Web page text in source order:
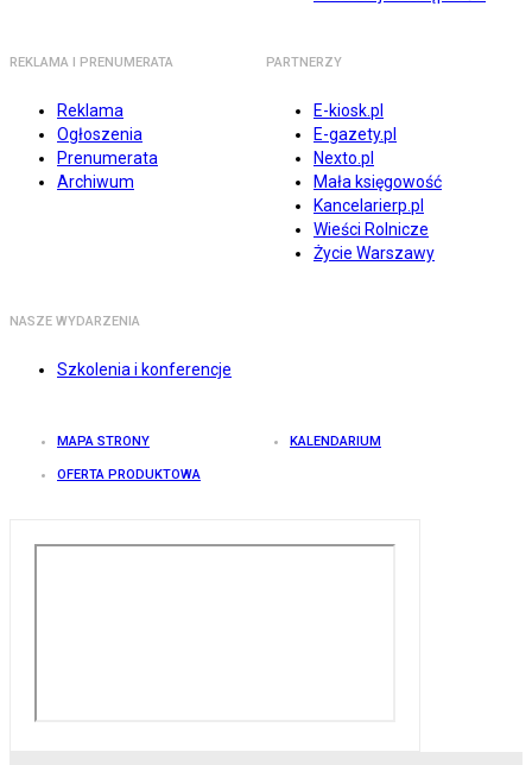
REKLAMA I PRENUMERATA
Reklama
Ogłoszenia
Prenumerata
Archiwum
PARTNERZY
E-kiosk.pl
E-gazety.pl
Nexto.pl
Mała księgowość
Kancelarierp.pl
Wieści Rolnicze
Życie Warszawy
NASZE WYDARZENIA
Szkolenia i konferencje
MAPA STRONY KALENDARIUM
OFERTA PRODUKTOWA